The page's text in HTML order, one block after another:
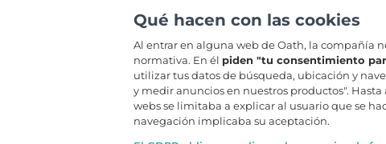
Qué hacen con las cookies
Al entrar en alguna web de Oath, la compañía
normativa. En él piden "tu consentimiento
utilizar tus datos de búsqueda, ubicación y
y medir anuncios en nuestros productos".
webs se limitaba a explicar al usuario que se
navegación implicaba su aceptación.